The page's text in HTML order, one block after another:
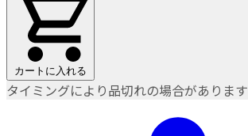
カートに入れる
タイミングにより品切れの場合があります